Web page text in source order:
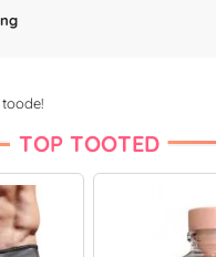
TOP TOOTED